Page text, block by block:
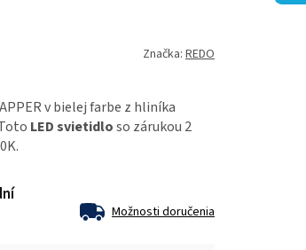
Značka: REDO
v bielej farbe z hliníka
LED svietidloso zárukou 2
Možnosti doručenia